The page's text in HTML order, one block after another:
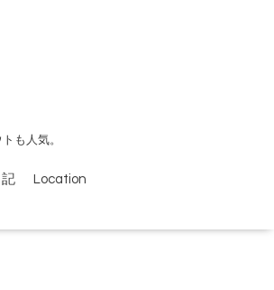
も人気。
Location